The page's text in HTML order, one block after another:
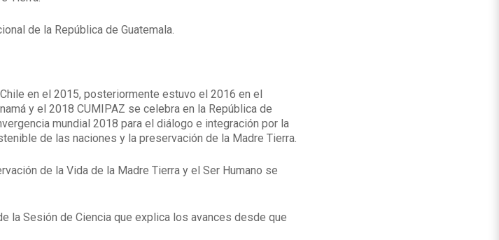
de la República de Guatemala.
en el 2015, posteriormente estuvo el 2016 en el
y el 2018 CUMIPAZ se celebra en la República de
mundial 2018 para el diálogo e integración por la
de las naciones y la preservación de la Madre Tierra.
de la Vida de la Madre Tierra y el Ser Humano se
la Sesión de Ciencia que explica los avances desde que